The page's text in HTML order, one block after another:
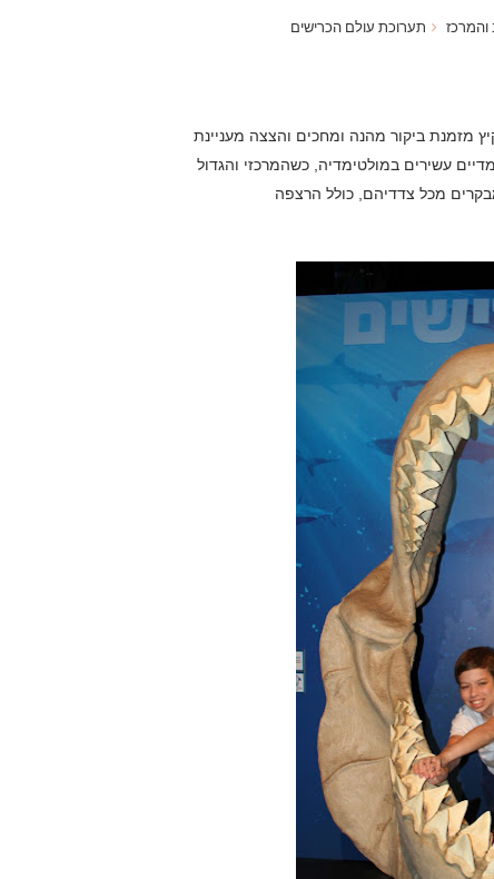
תערוכת עולם הכרישים
בגני התערוכה במהלך הקיץ מזמנת ביקור מהנה ומחכים והצצה מעניינת
עשירים במולטימדיה, כשהמרכזי והגדול
מכל צדדיהם, כולל הרצפה